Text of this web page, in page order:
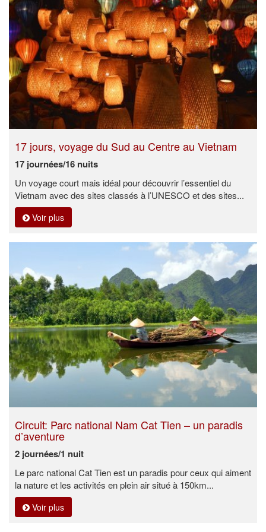
17 jours, voyage du Sud au Centre au Vietnam
17 journées/16 nuits
Un voyage court mais idéal pour découvrir l’essentiel du
Vietnam avec des sites classés à l’UNESCO et des sites...
Voir plus
Circuit: Parc national Nam Cat Tien – un paradis
d’aventure
2 journées/1 nuit
Le parc national Cat Tien est un paradis pour ceux qui aiment
la nature et les activités en plein air situé à 150km...
Voir plus